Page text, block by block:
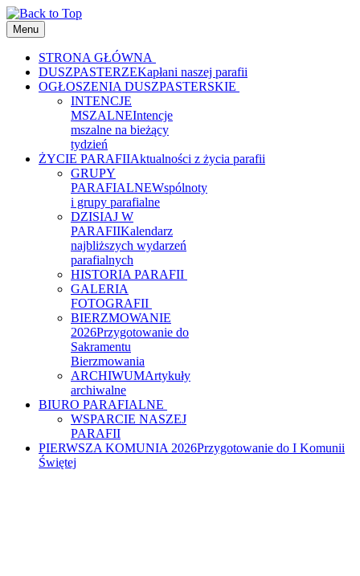
Menu
STRONA GŁÓWNA
DUSZPASTERZEKapłani naszej parafii
OGŁOSZENIA DUSZPASTERSKIE
INTENCJE
MSZALNEIntencje
mszalne na bieżący
tydzień
ŻYCIE PARAFIIAktualności z życia parafii
GRUPY
PARAFIALNEWspólnoty
i grupy parafialne
DZISIAJ W
PARAFIIKalendarz
najbliższych wydarzeń
parafialnych
HISTORIA PARAFII
GALERIA
FOTOGRAFII
BIERZMOWANIE
2026Przygotowanie do
Sakramentu
Bierzmowania
ARCHIWUMArtykuły
archiwalne
BIURO PARAFIALNE
WSPARCIE NASZEJ
PARAFII
PIERWSZA KOMUNIA 2026Przygotowanie do I Komunii
Świętej